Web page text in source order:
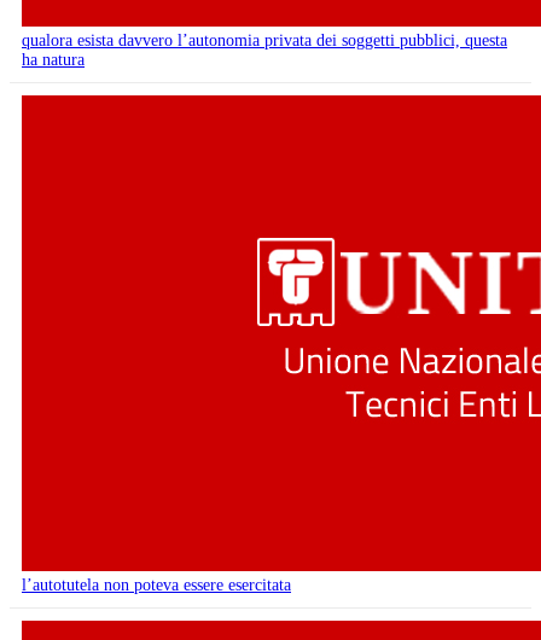
qualora esista davvero l’autonomia privata dei soggetti pubblici, questa
ha natura
l’autotutela non poteva essere esercitata